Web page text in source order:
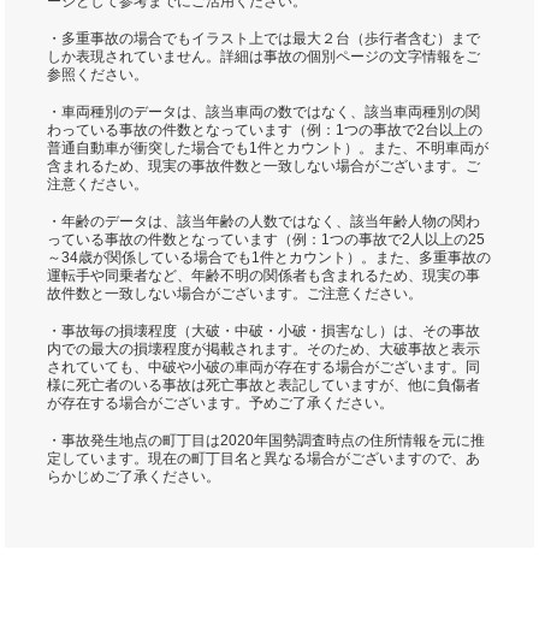
・多重事故の場合でもイラスト上では最大２台（歩行者含む）まで
しか表現されていません。詳細は事故の個別ページの文字情報をご
参照ください。
・車両種別のデータは、該当車両の数ではなく、該当車両種別の関
わっている事故の件数となっています（例：1つの事故で2台以上の
普通自動車が衝突した場合でも1件とカウント）。また、不明車両が
含まれるため、現実の事故件数と一致しない場合がございます。ご
注意ください。
・年齢のデータは、該当年齢の人数ではなく、該当年齢人物の関わ
っている事故の件数となっています（例：1つの事故で2人以上の25
～34歳が関係している場合でも1件とカウント）。また、多重事故の
運転手や同乗者など、年齢不明の関係者も含まれるため、現実の事
故件数と一致しない場合がございます。ご注意ください。
・事故毎の損壊程度（大破・中破・小破・損害なし）は、その事故
内での最大の損壊程度が掲載されます。そのため、大破事故と表示
されていても、中破や小破の車両が存在する場合がございます。同
様に死亡者のいる事故は死亡事故と表記していますが、他に負傷者
が存在する場合がございます。予めご了承ください。
・事故発生地点の町丁目は2020年国勢調査時点の住所情報を元に推
定しています。現在の町丁目名と異なる場合がございますので、あ
らかじめご了承ください。